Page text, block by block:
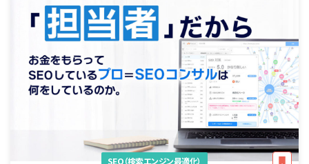
SEO（検索エンジン最適化）